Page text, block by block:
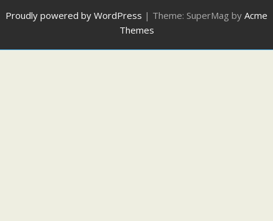
Proudly powered by WordPress | Theme: SuperMag by Acme
Themes